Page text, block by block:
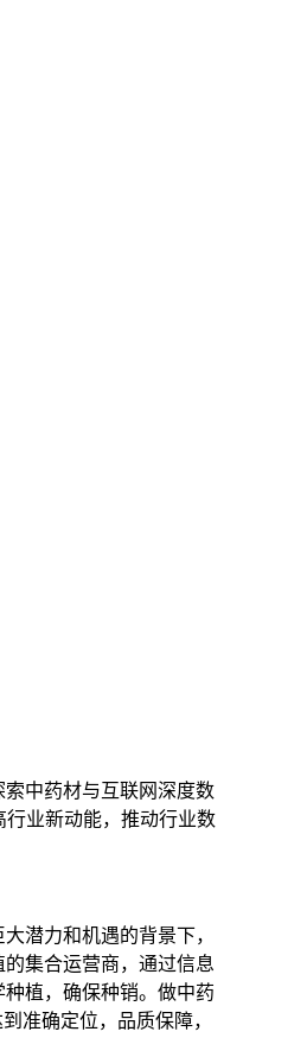
中药材与互联网深度数
行业新动能，推动行业数
潜力和机遇的背景下，
集合运营商，通过信息
植，确保种销。做中药
准确定位，品质保障，